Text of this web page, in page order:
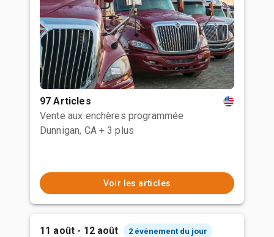
97 Articles
Vente aux enchères programmée
Dunnigan, CA + 3 plus
Voir les articles
11 août - 12 août 2 événement du jour